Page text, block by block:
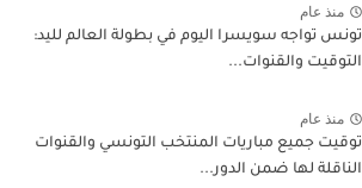
منذ عام
تونس تواجه سويسرا اليوم في بطولة العالم لليد:
التوقيت والقنوات...
منذ عام
توقيت جميع مباريات المنتخب التونسي والقنوات
الناقلة لها ضمن الدور...